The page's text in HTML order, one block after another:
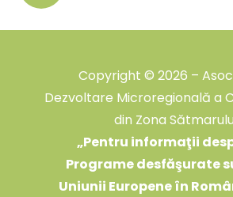
Copyright © 2026 –
Dezvoltare Microregională a
din Zona
„Pentru informaţii
Programe desfăşurate
Uniunii Europene în